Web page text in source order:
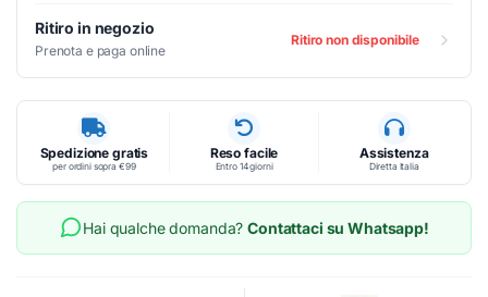
Ritiro in negozio
Prenota e paga online
Ritiro non disponibile
Spedizione gratis
per ordini sopra €99
Reso facile
Entro 14 giorni
Assistenza
Diretta Italia
Hai qualche domanda?Contattaci su Whatsapp!